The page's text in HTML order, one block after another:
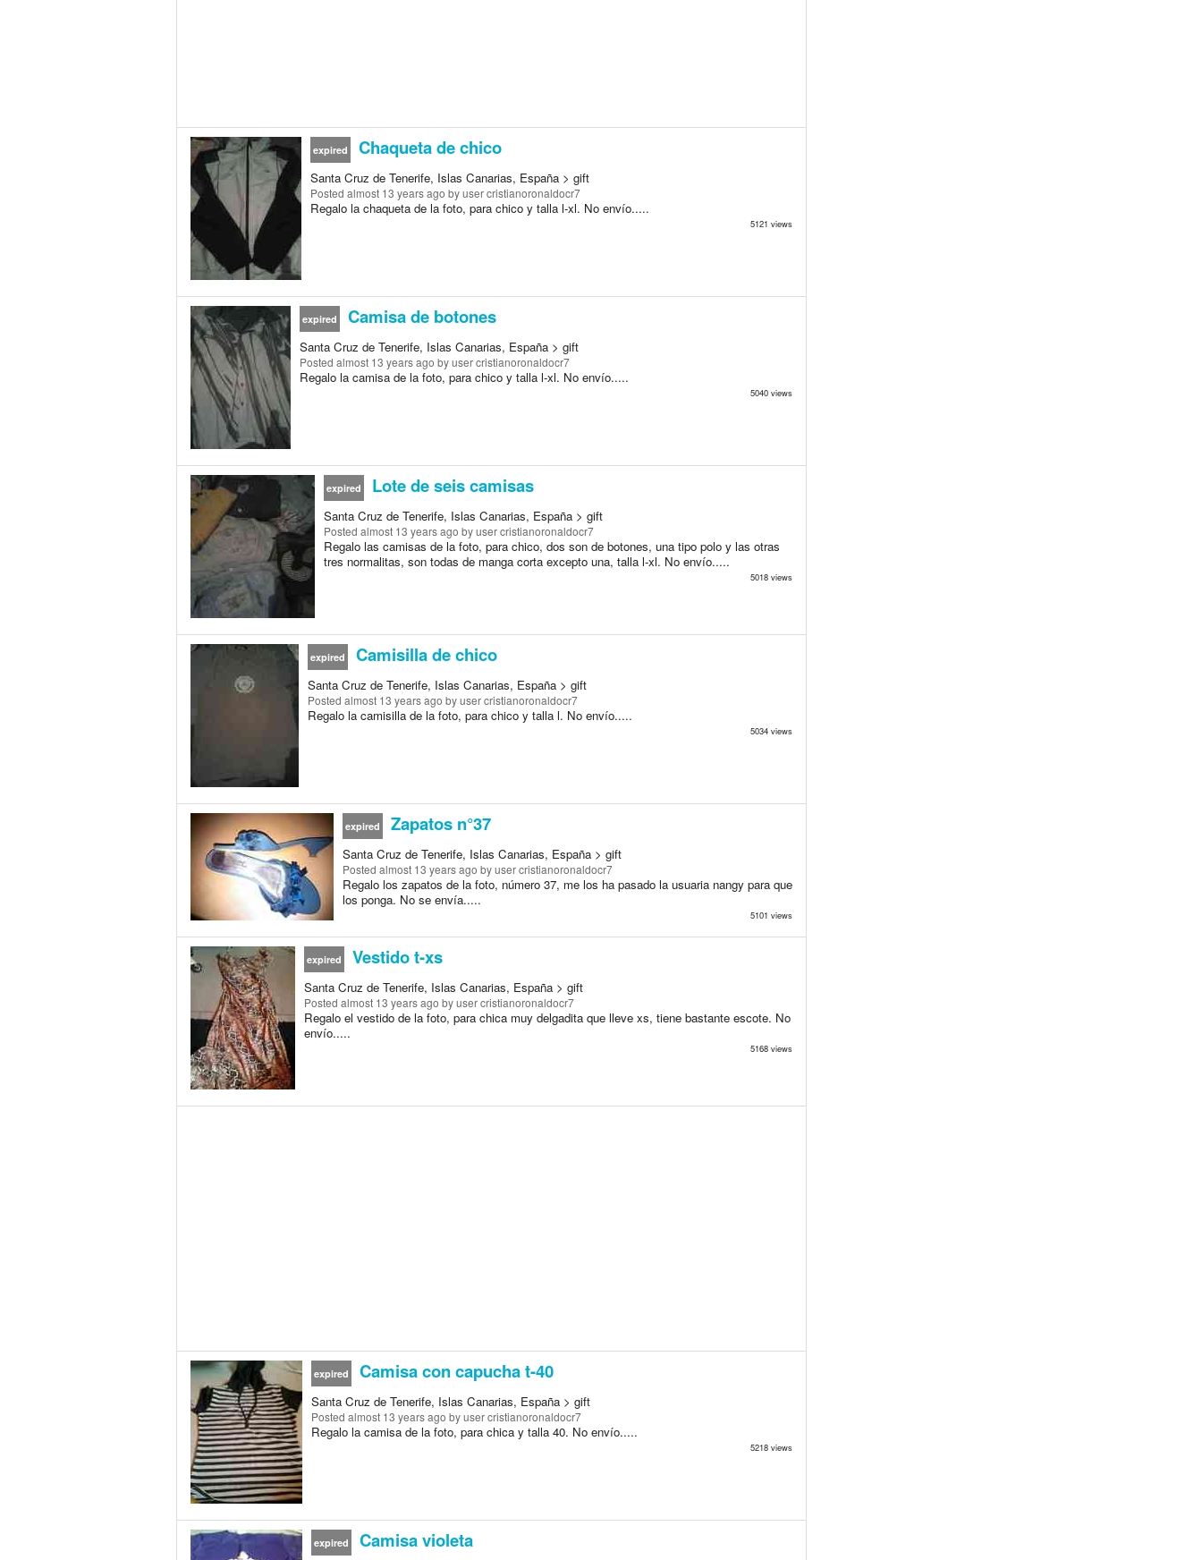
expired Chaqueta de chico
Santa Cruz de Tenerife, Islas Canarias, España > gift
Posted almost 13 years ago by user cristianoronaldocr7
Regalo la chaqueta de la foto, para chico y talla l-xl. No envío.....
5121 views
expired Camisa de botones
Santa Cruz de Tenerife, Islas Canarias, España > gift
Posted almost 13 years ago by user cristianoronaldocr7
Regalo la camisa de la foto, para chico y talla l-xl. No envío.....
5040 views
expired Lote de seis camisas
Santa Cruz de Tenerife, Islas Canarias, España > gift
Posted almost 13 years ago by user cristianoronaldocr7
Regalo las camisas de la foto, para chico, dos son de botones, una tipo polo y las otras
tres normalitas, son todas de manga corta excepto una, talla l-xl. No envío.....
5018 views
expired Camisilla de chico
Santa Cruz de Tenerife, Islas Canarias, España > gift
Posted almost 13 years ago by user cristianoronaldocr7
Regalo la camisilla de la foto, para chico y talla l. No envío.....
5034 views
expired Zapatos n°37
Santa Cruz de Tenerife, Islas Canarias, España > gift
Posted almost 13 years ago by user cristianoronaldocr7
Regalo los zapatos de la foto, número 37, me los ha pasado la usuaria nangy para que
los ponga. No se envía.....
5101 views
expired Vestido t-xs
Santa Cruz de Tenerife, Islas Canarias, España > gift
Posted almost 13 years ago by user cristianoronaldocr7
Regalo el vestido de la foto, para chica muy delgadita que lleve xs, tiene bastante escote. No
envío.....
5168 views
expired Camisa con capucha t-40
Santa Cruz de Tenerife, Islas Canarias, España > gift
Posted almost 13 years ago by user cristianoronaldocr7
Regalo la camisa de la foto, para chica y talla 40. No envío.....
5218 views
expired Camisa violeta